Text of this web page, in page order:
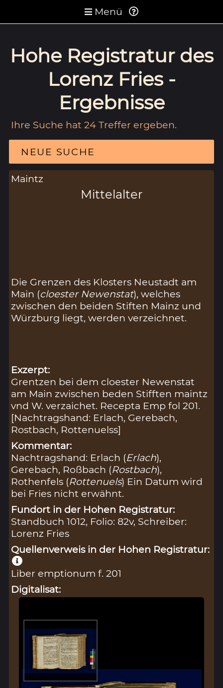
Menü
Hohe Registratur des
Lorenz Fries -
Ergebnisse
Ihre Suche hat 24 Treffer ergeben.
NEUE SUCHE
Maintz
Mittelalter
Die Grenzen des Klosters Neustadt am
Main (cloester Newenstat), welches
zwischen den beiden Stiften Mainz und
Würzburg liegt, werden verzeichnet.
Exzerpt:
Grentzen bei dem cloester Newenstat
am Main zwischen beden Stifften maintz
vnd W. verzaichet. Recepta Emp fol 201.
[Nachtragshand: Erlach, Gerebach,
Rostbach, Rottenuelss]
Kommentar:
Nachtragshand: Erlach (Erlach),
Gerebach, Roßbach (Rostbach),
Rothenfels (Rottenuels) Ein Datum wird
bei Fries nicht erwähnt.
Fundort in der Hohen Registratur:
Standbuch 1012, Folio: 82v, Schreiber:
Lorenz Fries
Quellenverweis in der Hohen Registratur:
Liber emptionum f. 201
Digitalisat: